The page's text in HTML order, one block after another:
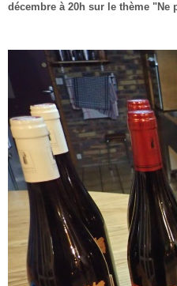
décembre à 20h sur le thème "Ne